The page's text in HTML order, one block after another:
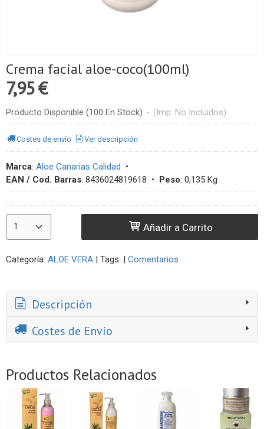
Crema facial aloe-coco(100ml)
7,95 €
Producto Disponible (100 En Stock) - (Imp. No Incluidos)
Costes de envío Ver descripción
Marca: Aloe Canarias Calidad •
EAN / Cod. Barras: 8436024819618 • Peso: 0,135 Kg
Añadir a Carrito
Categoría: ALOE VERA | Tags: | Comentarios
Descripción
Costes de Envío
Productos Relacionados